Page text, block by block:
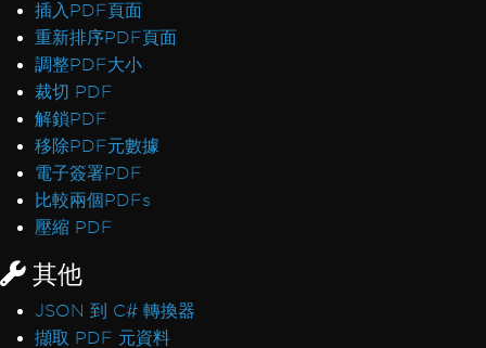
插入PDF頁面
重新排序PDF頁面
調整PDF大小
裁切 PDF
解鎖PDF
移除PDF元數據
電子簽署PDF
比較兩個PDFs
壓縮 PDF
其他
JSON 到 C# 轉換器
擷取 PDF 元資料